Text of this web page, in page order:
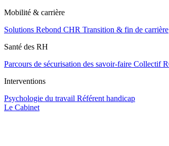
Mobilité & carrière
Solutions Rebond CHR Transition & fin de carrière
Santé des RH
Parcours de sécurisation des savoir-faire Collectif
Interventions
Psychologie du travail Référent handicap
Le Cabinet